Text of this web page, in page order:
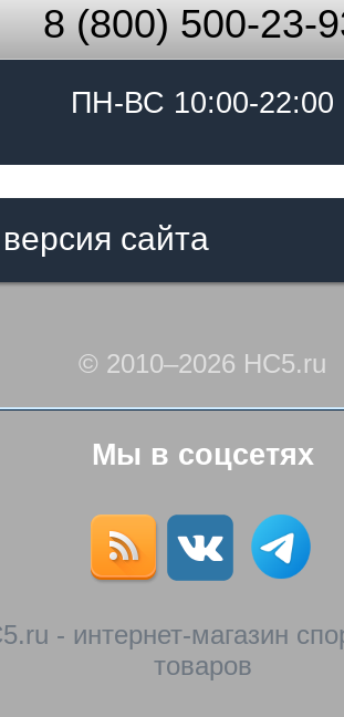
8 (800) 500-23-
ПН-ВС 10:00-22:00
сайта
© 2010–2026 HC5.ru
Мы в соцсетях
- интернет-магазин
товаров